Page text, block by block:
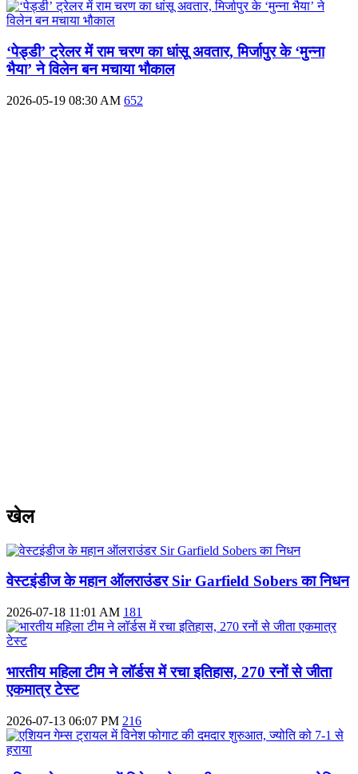
‘पेड्डी’ ट्रेलर में राम चरण का धांसू अवतार, मिर्जापुर के ‘मुन्ना
भैया’ ने विलेन बन मचाया भौकाल
2026-05-19 08:30 AM 652
खेल
वेस्टइंडीज के महान ऑलराउंडर Sir Garfield Sobers का निधन
2026-07-18 11:01 AM 181
भारतीय महिला टीम ने लॉर्डस में रचा इतिहास, 270 रनों से जीता
एकमात्र टेस्ट
2026-07-13 06:07 PM 216